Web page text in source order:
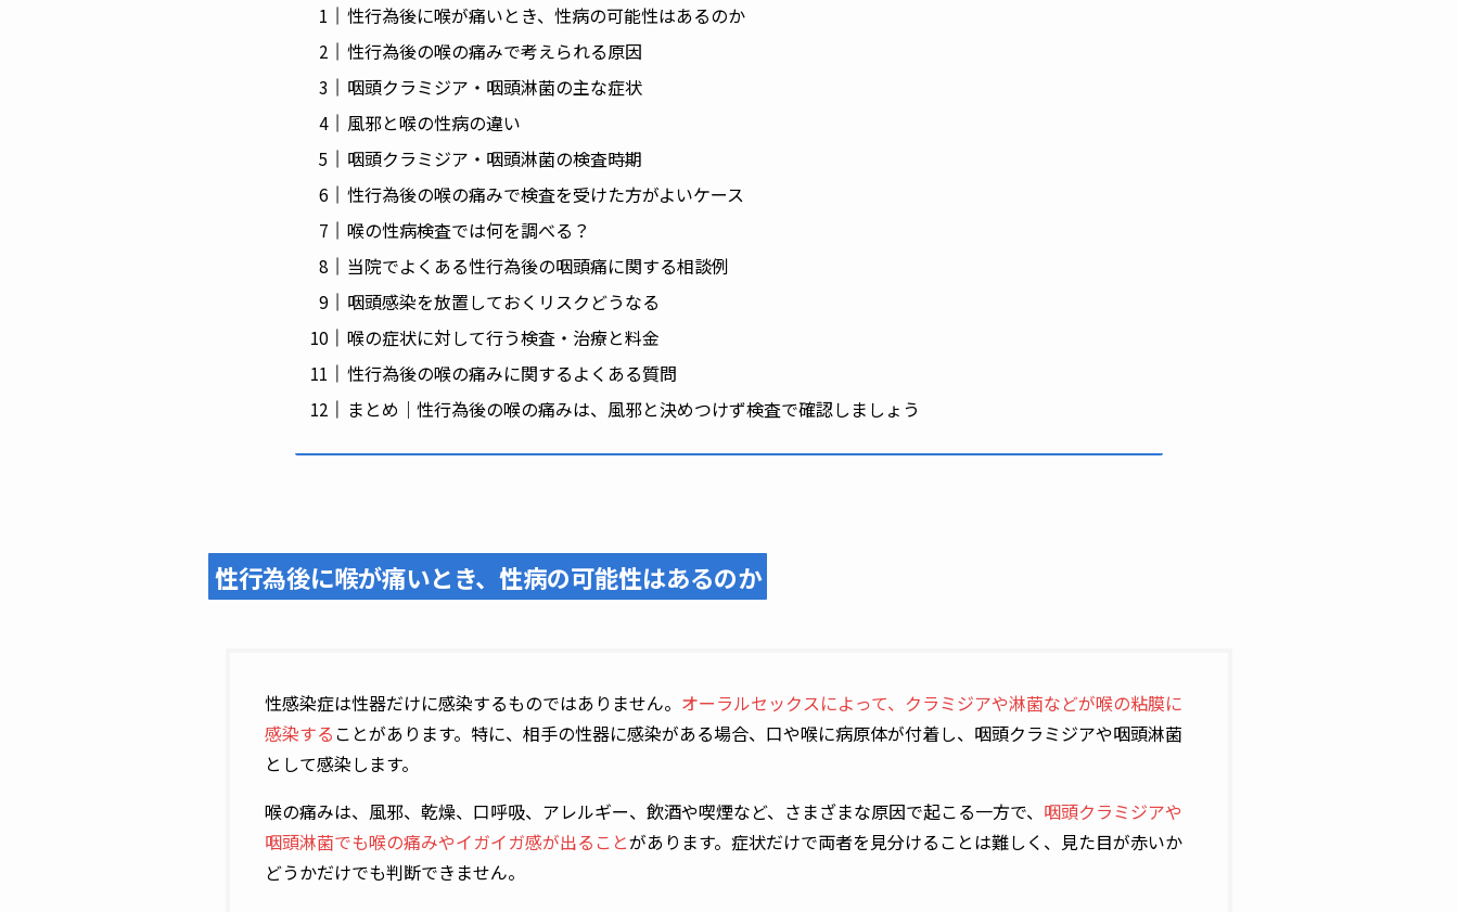
性行為後に喉が痛いとき、性病の可能性はあるのか
性行為後の喉の痛みで考えられる原因
咽頭クラミジア・咽頭淋菌の主な症状
風邪と喉の性病の違い
咽頭クラミジア・咽頭淋菌の検査時期
性行為後の喉の痛みで検査を受けた方がよいケース
喉の性病検査では何を調べる？
当院でよくある性行為後の咽頭痛に関する相談例
咽頭感染を放置しておくリスクどうなる
喉の症状に対して行う検査・治療と料金
性行為後の喉の痛みに関するよくある質問
まとめ｜性行為後の喉の痛みは、風邪と決めつけず検査で確認しましょう
性行為後に喉が痛いとき、 性病の可能性はあるのか
性感染症は性器だけに感染するものではありません。 オーラルセックスによって、クラミジアや淋菌などが喉の粘膜に
感染することがあります。特に、相手の性器に感染がある場合、口や喉に病原体が付着し、咽頭クラミジアや咽頭淋菌
として感染します。
喉の痛みは、風邪、乾燥、口呼吸、アレルギー、飲酒や喫煙など、さまざまな原因で起こる一方で、 咽頭クラミジアや
咽頭淋菌でも喉の痛みやイガイガ感が出ることがあります。症状だけで両者を見分けることは難しく、見た目が赤いか
どうかだけでも判断できません。